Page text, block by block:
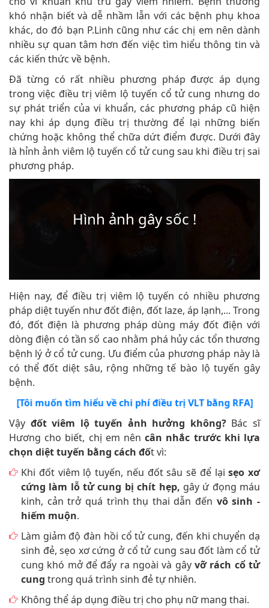
khó nhận biết và dễ nhầm lẫn với các bệnh phụ khoa
khác, do đó bạn P.Linh cũng như các chị em nên dành
nhiều sự quan tâm hơn đến việc tìm hiểu thông tin và
các kiến thức về bệnh.
Đã từng có rất nhiều phương pháp được áp dụng
trong việc điều trị viêm lộ tuyến cổ tử cung nhưng do
sự phát triển của vi khuẩn, các phương pháp cũ hiện
nay khi áp dụng điều trị thường để lại những biến
chứng hoặc không thể chữa dứt điểm được. Dưới đây
là hỉnh ảnh viêm lộ tuyến cổ tử cung sau khi điều trị sai
phương pháp.
Hiện nay, để điều trị viêm lộ tuyến có nhiều phương
pháp diệt tuyến như đốt điện, đốt laze, áp lạnh,... Trong
đó, đốt điện là phương pháp dùng máy đốt điện với
dòng điện có tần số cao nhằm phá hủy các tổn thương
bệnh lý ở cổ tử cung. Ưu điểm của phương pháp này là
có thể đốt diệt sâu, rộng những tế bào lộ tuyến gây
bệnh.
[Tôi muốn tìm hiểu về chi phí điều trị VLT bằng RFA]
Vậy đốt viêm lộ tuyến ảnh hưởng không? Bác sĩ
Hương cho biết, chị em nêncân nhắc trước khi lựa
chọn diệt tuyến bằng cách đốt vì:
Khi đốt viêm lộ tuyến, nếu đốt sâu sẽ để lạisẹo xơ
cứng làm lỗ tử cung bị chít hẹp, gây ứ đọng máu
kinh, cản trở quá trình thụ thai dẫn đến vô sinh -
hiếm muộn.
Làm giảm độ đàn hồi cổ tử cung, đến khi chuyển dạ
sinh đẻ, sẹo xơ cứng ở cổ tử cung sau đốt làm cổ tử
cung khó mở để đẩy ra ngoài và gây vỡ rách cổ tử
cung trong quá trình sinh đẻ tự nhiên.
Không thể áp dụng điều trị cho phụ nữ mang thai.